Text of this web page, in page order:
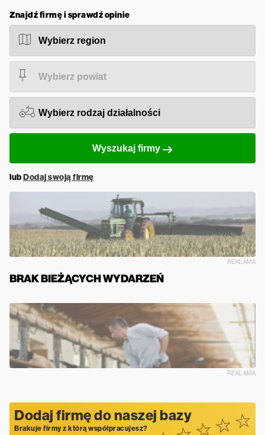
Znajdź firmę i sprawdź opinie
Wyszukaj firmy
lubDodaj swoją firmę
REKLAMA
BRAK BIEŻĄCYCH WYDARZEŃ
REKLAMA
Dodaj firmę do naszej bazy
Brakuje firmy z którą współpracujesz?